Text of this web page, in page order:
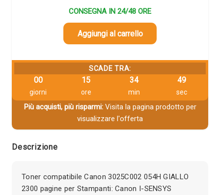
CONSEGNA IN 24/48 ORE
Aggiungi al carrello
SCADE TRA:
00
giorni
15
ore
34
min
49
sec
Più acquisti, più risparmi:Visita la pagina prodotto per
visualizzare l'offerta
Descrizione
Toner compatibile Canon 3025C002 054H GIALLO
2300 pagine per Stampanti: Canon I-SENSYS